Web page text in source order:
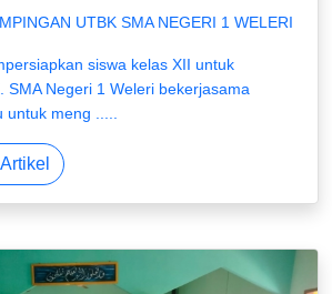
UTBK SMA NEGERI 1 WELERI
siswa kelas XII untuk
SMA Negeri 1 Weleri bekerjasama
meng .....